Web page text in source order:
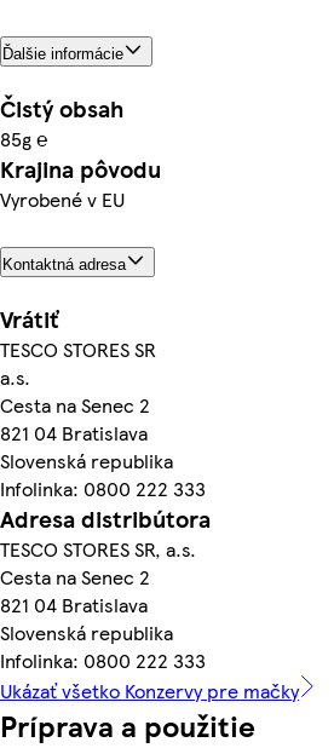
Ďalšie informácie
Čistý obsah
85g ℮
Krajina pôvodu
Vyrobené v EU
Kontaktná adresa
Vrátiť
TESCO STORES SR
a.s.
Cesta na Senec 2
821 04 Bratislava
Slovenská republika
Infolinka: 0800 222 333
Adresa distribútora
TESCO STORES SR, a.s.
Cesta na Senec 2
821 04 Bratislava
Slovenská republika
Infolinka: 0800 222 333
Ukázať všetko Konzervy pre mačky
Príprava a použitie